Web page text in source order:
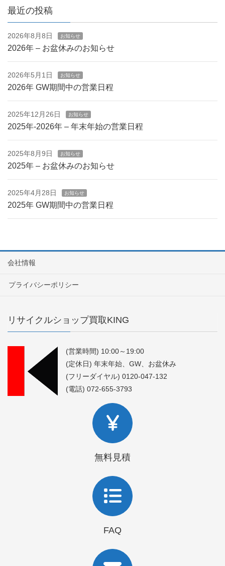
最近の投稿
2026年8月8日 お知らせ
2026年 – お盆休みのお知らせ
2026年5月1日 お知らせ
2026年 GW期間中の営業日程
2025年12月26日 お知らせ
2025年-2026年 – 年末年始の営業日程
2025年8月9日 お知らせ
2025年 – お盆休みのお知らせ
2025年4月28日 お知らせ
2025年 GW期間中の営業日程
会社情報
プライバシーポリシー
リサイクルショップ買取KING
(営業時間) 10:00～19:00
(定休日) 年末年始、GW、お盆休み
(フリーダイヤル) 0120-047-132
(電話) 072-655-3793
無料見積
FAQ